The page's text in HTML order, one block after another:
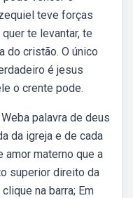
teve forças
te levantar, te
do cristão. O único
é jesus
o crente pode.
palavra de deus
da igreja e de cada
materno que a
superior direito da
na barra; Em